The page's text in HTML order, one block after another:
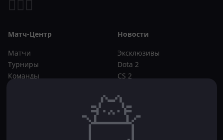
Матч-Центр
Матчи
Турниры
Команды
Новости
Эксклюзивы
Dota 2
CS 2
Букмекеры